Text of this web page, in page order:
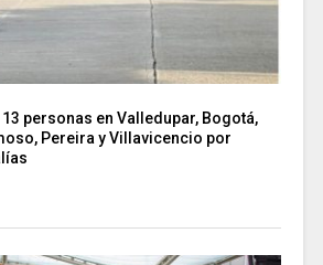
personas en Valledupar, Bogotá,
Pereira y Villavicencio por